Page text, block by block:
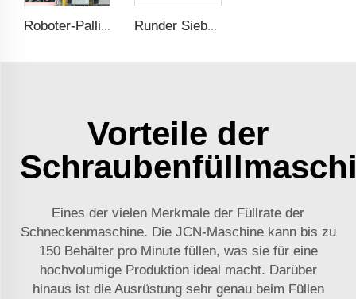
Roboter-Pallichter Runder Siebmaschine
Vorteile der
Eines der vielen Merkmale der Füllrate der
Schneckenmaschine. Die JCN-Maschine kann bis zu
150 Behälter pro Minute füllen, was sie für eine
hochvolumige Produktion ideal macht. Darüber
hinaus ist die Ausrüstung sehr genau beim Füllen